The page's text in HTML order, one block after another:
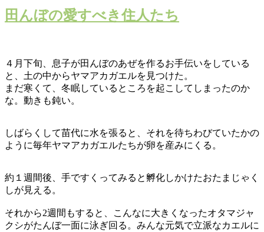
田んぼの愛すべき住人たち
４月下旬、息子が田んぼのあぜを作るお手伝いをしている
と、土の中からヤマアカガエルを見つけた。
まだ寒くて、冬眠しているところを起こしてしまったのか
な。動きも鈍い。
しばらくして苗代に水を張ると、それを待ちわびていたかの
ように毎年ヤマアカガエルたちが卵を産みにくる。
約１週間後、手ですくってみると孵化しかけたおたまじゃく
しが見える。
それから2週間もすると、こんなに大きくなったオタマジャ
クシがたんぼ一面に泳ぎ回る。みんな元気で立派なカエルに